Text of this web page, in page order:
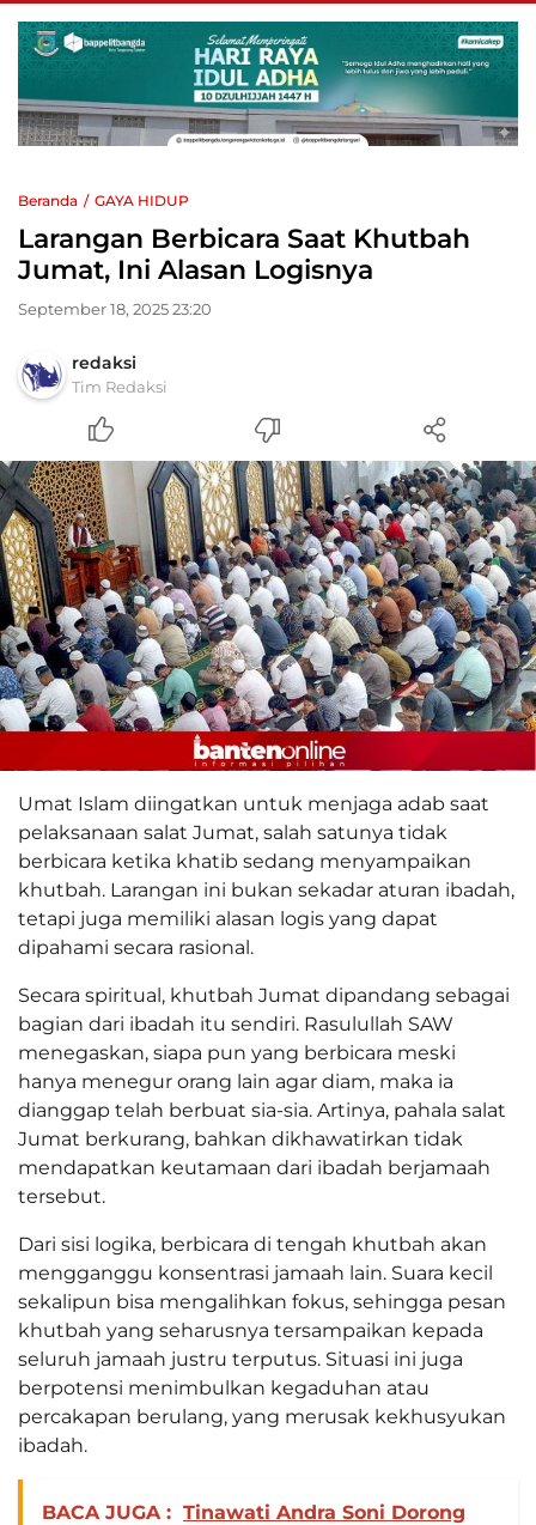
Beranda GAYA HIDUP
Larangan Berbicara Saat Khutbah
Jumat, Ini Alasan Logisnya
September 18, 2025 23:20
redaksi
Tim Redaksi
Umat Islam diingatkan untuk menjaga adab saat
pelaksanaan salat Jumat, salah satunya tidak
berbicara ketika khatib sedang menyampaikan
khutbah. Larangan ini bukan sekadar aturan ibadah,
tetapi juga memiliki alasan logis yang dapat
dipahami secara rasional.
Secara spiritual, khutbah Jumat dipandang sebagai
bagian dari ibadah itu sendiri. Rasulullah SAW
menegaskan, siapa pun yang berbicara meski
hanya menegur orang lain agar diam, maka ia
dianggap telah berbuat sia-sia. Artinya, pahala salat
Jumat berkurang, bahkan dikhawatirkan tidak
mendapatkan keutamaan dari ibadah berjamaah
tersebut.
Dari sisi logika, berbicara di tengah khutbah akan
mengganggu konsentrasi jamaah lain. Suara kecil
sekalipun bisa mengalihkan fokus, sehingga pesan
khutbah yang seharusnya tersampaikan kepada
seluruh jamaah justru terputus. Situasi ini juga
berpotensi menimbulkan kegaduhan atau
percakapan berulang, yang merusak kekhusyukan
ibadah.
BACA JUGA : Tinawati Andra Soni Dorong